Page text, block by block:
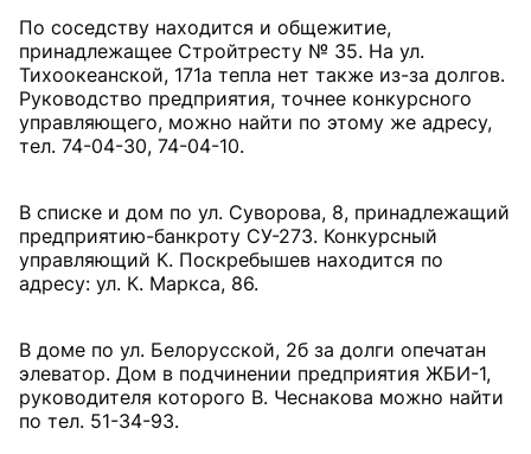
По соседству находится и общежитие,
принадлежащее Стройтресту № 35. На ул.
Тихоокеанской, 171а тепла нет также из-за долгов.
Руководство предприятия, точнее конкурсного
управляющего, можно найти по этому же адресу,
тел. 74-04-30, 74-04-10.
В списке и дом по ул. Суворова, 8, принадлежащий
предприятию-банкроту СУ-273. Конкурсный
управляющий К. Поскребышев находится по
адресу: ул. К. Маркса, 86.
В доме по ул. Белорусской, 2б за долги опечатан
элеватор. Дом в подчинении предприятия ЖБИ-1,
руководителя которого В. Чеснакова можно найти
по тел. 51-34-93.